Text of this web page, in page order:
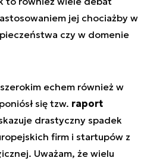
jej chociażby w
czy w domenie
echem również w
się tzw. raport
drastyczny spadek
firm i startupów z
Uważam, że wielu